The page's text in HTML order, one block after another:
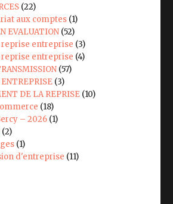
(22)
aux comptes (1)
EVALUATION (52)
reprise entreprise (3)
reprise entreprise (4)
(57)
(3)
DE LA REPRISE (10)
(18)
– 2026 (1)
(2)
(1)
d'entreprise (11)